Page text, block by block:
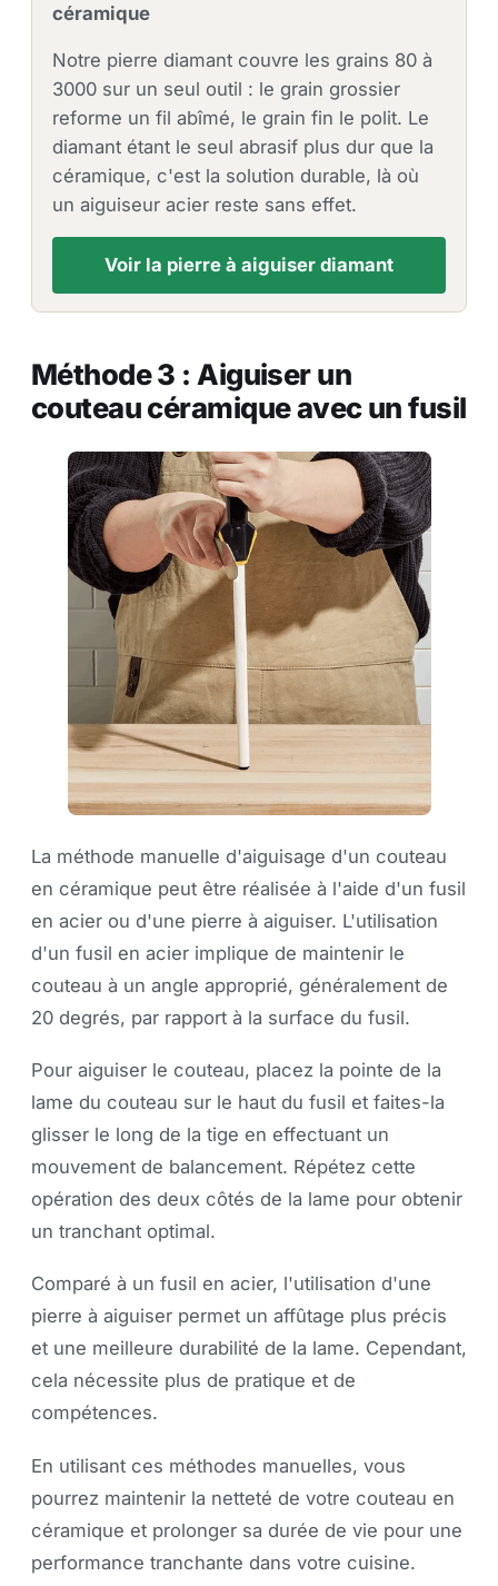
céramique
Notre pierre diamant couvre les grains 80 à
3000 sur un seul outil : le grain grossier
reforme un fil abîmé, le grain fin le polit. Le
diamant étant le seul abrasif plus dur que la
céramique, c'est la solution durable, là où
un aiguiseur acier reste sans effet.
Voir la pierre à aiguiser diamant
Méthode 3 : Aiguiser un
couteau céramique avec un fusil
La méthode manuelle d'aiguisage d'un couteau
en céramique peut être réalisée à l'aide d'un fusil
en acier ou d'une pierre à aiguiser. L'utilisation
d'un fusil en acier implique de maintenir le
couteau à un angle approprié, généralement de
20 degrés, par rapport à la surface du fusil.
Pour aiguiser le couteau, placez la pointe de la
lame du couteau sur le haut du fusil et faites-la
glisser le long de la tige en effectuant un
mouvement de balancement. Répétez cette
opération des deux côtés de la lame pour obtenir
un tranchant optimal.
Comparé à un fusil en acier, l'utilisation d'une
pierre à aiguiser permet un affûtage plus précis
et une meilleure durabilité de la lame. Cependant,
cela nécessite plus de pratique et de
compétences.
En utilisant ces méthodes manuelles, vous
pourrez maintenir la netteté de votre couteau en
céramique et prolonger sa durée de vie pour une
performance tranchante dans votre cuisine.